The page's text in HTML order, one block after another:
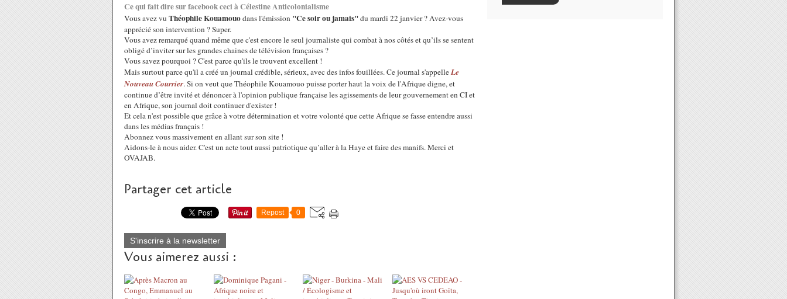
Ce qui fait dire sur facebook ceci à Célestine Anticolonialisme
Vous avez vu Théophile Kouamouodans l'émission "Ce soir ou jamais"du mardi 22 janvier ? Avez-vous
apprécié son intervention ? Super.
Vous avez remarqué quand même que c'est encore le seul journaliste qui combat à nos côtés et qu’ils se sentent
obligé d’inviter sur les grandes chaines de télévision françaises ?
Vous savez pourquoi ? C'est parce qu'ils le trouvent excellent !
Mais surtout parce qu'il acréé un journal crédible, sérieux, avec des infos fouillées. Ce journal s'appelleLe
Nouveau Courrier. Si on veut que Théophile Kouamouo puisse porter haut la voix de l'Afrique digne, et
continue d’être invité et dénoncer à l'opinion publique française les agissements de leur gouvernement en CI et
en Afrique, son journal doit continuer d'exister !
Et cela n'est possible que grâce à votre détermination et votre volonté que cette Afrique se fasse entendre aussi
dans les médias français !
Abonnez vous massivement en allant sur son site !
Aidons-le à nous aider. C'est un acte tout aussi patriotique qu’aller à la Haye et faire des manifs. Merci et
OVAJAB.
Partager cet article
Repost 0
S'inscrire à la newsletter
Vous aimerez aussi :